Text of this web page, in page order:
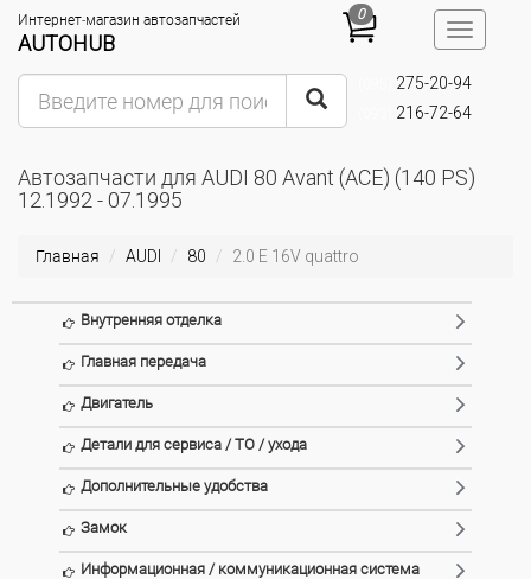
Toggle
0
Интернет-магазин автозапчастей
AUTOHUB
275-20-94
216-72-64
Автозапчасти для AUDI 80 Avant (ACE) (140 PS)
12.1992 - 07.1995
Главная AUDI 80 2.0 E 16V quattro
Внутренняя отделка
Главная передача
Двигатель
Детали для сервиса / ТО / ухода
Дополнительные удобства
Замок
Информационная / коммуникационная система